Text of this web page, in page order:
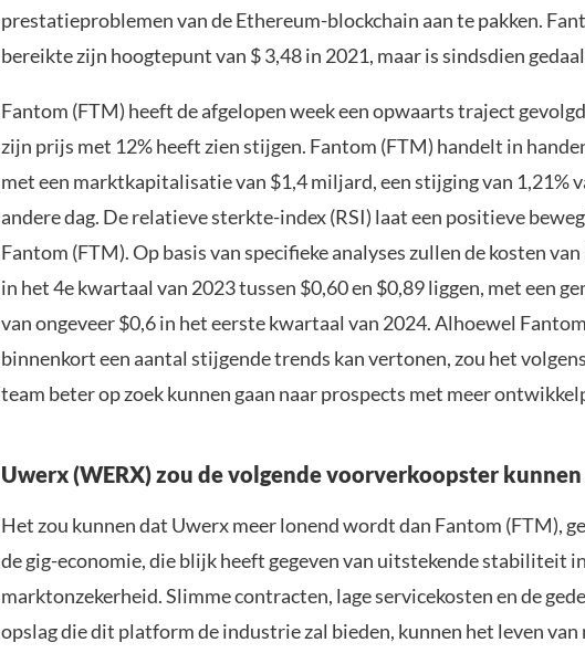
prestatieproblemen van de Ethereum-blockchain aan te pakken.
bereikte zijn hoogtepunt van $ 3,48 in 2021, maar is sindsdien
Fantom (FTM) heeft de afgelopen week een opwaarts traject
zijn prijs met 12% heeft zien stijgen. Fantom (FTM) handelt in
met een marktkapitalisatie van $1,4 miljard, een stijging van 1,21%
andere dag. De relatieve sterkte-index (RSI) laat een positieve
Fantom (FTM). Op basis van specifieke analyses zullen de kosten
in het 4e kwartaal van 2023 tussen $0,60 en $0,89 liggen, met een
van ongeveer $0,6 in het eerste kwartaal van 2024. Alhoewel
binnenkort een aantal stijgende trends kan vertonen, zou het
team beter op zoek kunnen gaan naar prospects met meer
Uwerx (WERX) zou de volgende voorverkoopster
Het zou kunnen dat Uwerx meer lonend wordt dan Fantom (FTM),
de gig-economie, die blijk heeft gegeven van uitstekende stabiliteit
marktonzekerheid. Slimme contracten, lage servicekosten en de
opslag die dit platform de industrie zal bieden, kunnen het leven